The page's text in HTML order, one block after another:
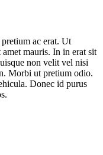
ac erat. Ut
mauris. In in erat sit
non velit vel nisi
Morbi ut pretium odio.
Donec id purus